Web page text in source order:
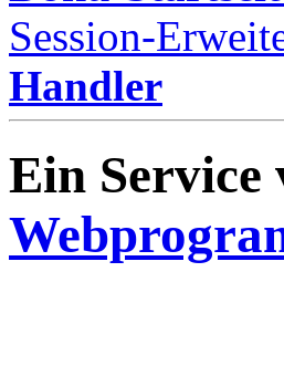
Session-
Handler
Ein Service